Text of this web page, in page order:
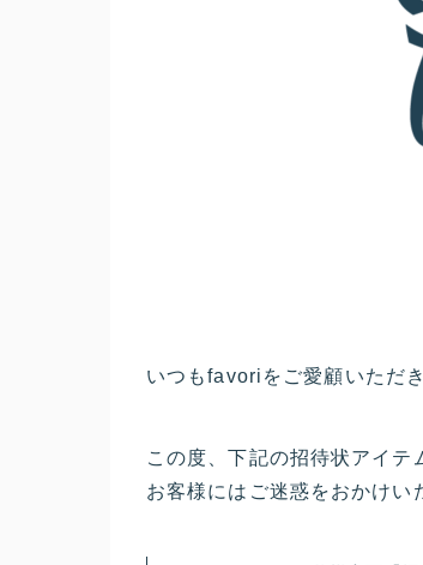
いつもfavoriをご愛顧いただ
この度、下記の招待状アイテ
お客様にはご迷惑をおかけい